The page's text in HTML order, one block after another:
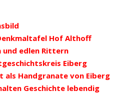
Hof Althoff
und edlen Rittern
Eiberg
als Handgranate von Eiberg
Geschichte lebendig